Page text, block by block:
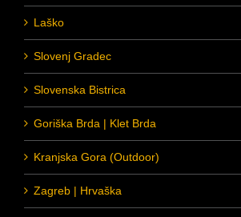
Laško
Slovenj Gradec
Slovenska Bistrica
Goriška Brda | Klet Brda
Kranjska Gora (Outdoor)
Zagreb | Hrvaška